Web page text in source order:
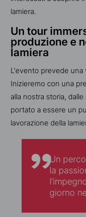
lamiera.
Un tour
produzione e
lamiera
L'evento prevede una
Inizieremo con una
alla nostra storia,
portato a essere un
lavorazione della
Un
la
giorno